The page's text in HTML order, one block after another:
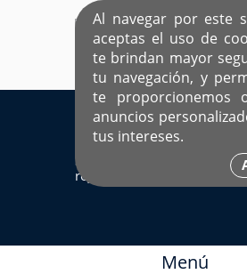
Al navegar por este
aceptas el uso de
te brindan mayor
tu navegación, y
te proporcionemos
anuncios
tus intereses.
EL ÚNICO SITIO DEDICADO
HISPANOS COMO
Ingresa
Sí ya estás
registrado
Menú